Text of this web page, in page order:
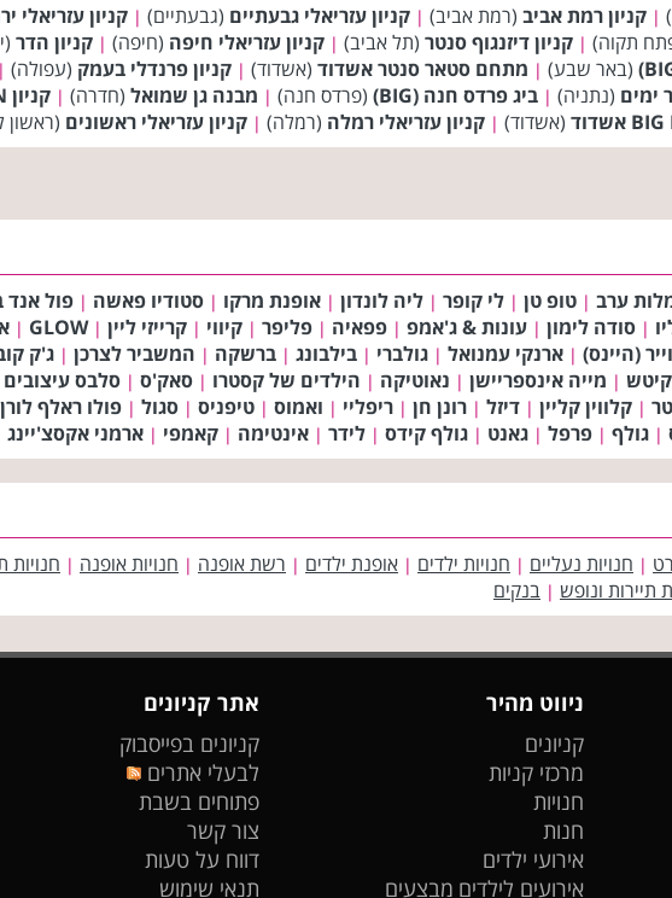
| קניון רמת אביב (רמת אביב) | קניון עזריאלי גבעתיים (גבעתיים) | קניון עזריאלי
תקוה) | קניון דיזנגוף סנטר (תל אביב) | קניון עזריאלי חיפה (חיפה) | קניון הדר
(באר שבע) | מתחם סטאר סנטר אשדוד (אשדוד) | קניון פרנדלי בעמק (עפולה) |
ימים (נתניה) | ביג פרדס חנה (BIG) (פרדס חנה) | מבנה גן שמואל (חדרה) | קניון BIG FASHION בית שמש
(אשדוד) | קניון עזריאלי רמלה (רמלה) | קניון עזריאלי ראשונים (ראשון
ערב | טופ טן | לי קופר | ליה לונדון | אופנת מרקו | סטודיו פאשה | פול אנד
| סודה לימון | עונות & ג'אמפ | פפאיה | פליפר | קיווי | קרייזי ליין |
GLOW
|
(היינס) | ארנקי עמנואל | גולברי | בילבונג | ברשקה | המשביר לצרכן | ג'ק
| מייה אינספריישן | נאוטיקה | הילדים של קסטרו | סאק'ס | סלבס עיצובים
| קלווין קליין | דיזל | רונן חן | ריפליי | ואמוס | טיפניס | סגול | פולו ראלף לורן
| גולף | פרפל | גאנט | גולף קידס | לידר | אינטימה | קאמפי | ארמני אקסצ'יינג
| חנויות נעליים | חנויות ילדים | אופנת ילדים | רשת אופנה | חנויות אופנה | חנויות
תיירות ונופש | בנקים
ניווט מהיר
קניונים
מרכזי קניות
חנויות
חנות
אירועי ילדים
אירועים לילדים מבצעים
אתר קניונים
קניונים בפייסבוק
לבעלי אתרים
פתוחים בשבת
צור קשר
דווח על טעות
תנאי שימוש